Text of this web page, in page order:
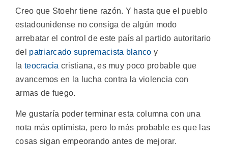
Creo que Stoehr tiene razón. Y hasta que el pueblo
estadounidense no consiga de algún modo
arrebatar el control de este país al partido autoritario
del patriarcado supremacista blanco y
la teocracia cristiana, es muy poco probable que
avancemos en la lucha contra la violencia con
armas de fuego.
Me gustaría poder terminar esta columna con una
nota más optimista, pero lo más probable es que las
cosas sigan empeorando antes de mejorar.